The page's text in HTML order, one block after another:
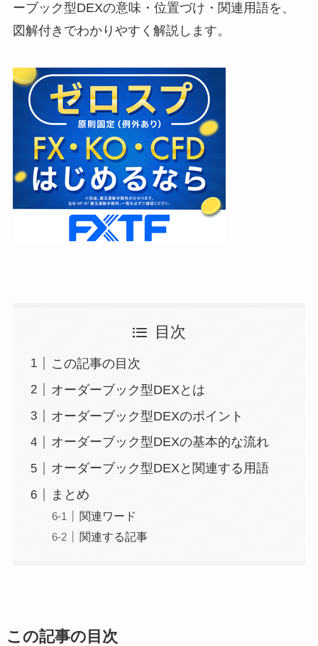
ーブック型DEXの意味・位置づけ・関連用語を、
図解付きでわかりやすく解説します。
目次
この記事の目次
オーダーブック型DEXとは
オーダーブック型DEXのポイント
オーダーブック型DEXの基本的な流れ
オーダーブック型DEXと関連する用語
まとめ
関連ワード
関連する記事
この記事の目次